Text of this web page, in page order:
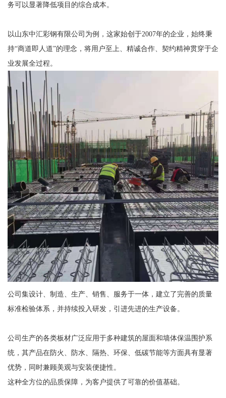
务可以显著降低项目的综合成本。
以山东中汇彩钢有限公司为例，这家始创于2007年的企业，始终秉
持“商道即人道”的理念，将用户至上、精诚合作、契约精神贯穿于企
业发展全过程。
公司集设计、制造、生产、销售、服务于一体，建立了完善的质量
标准检验体系，并持续投入研发，引进先进的生产设备。
公司生产的各类板材广泛应用于多种建筑的屋面和墙体保温围护系
统，其产品在防火、防水、隔热、环保、低碳节能等方面具有显著
优势，同时兼顾美观与安装便捷性。
这种全方位的品质保障，为客户提供了可靠的价值基础。